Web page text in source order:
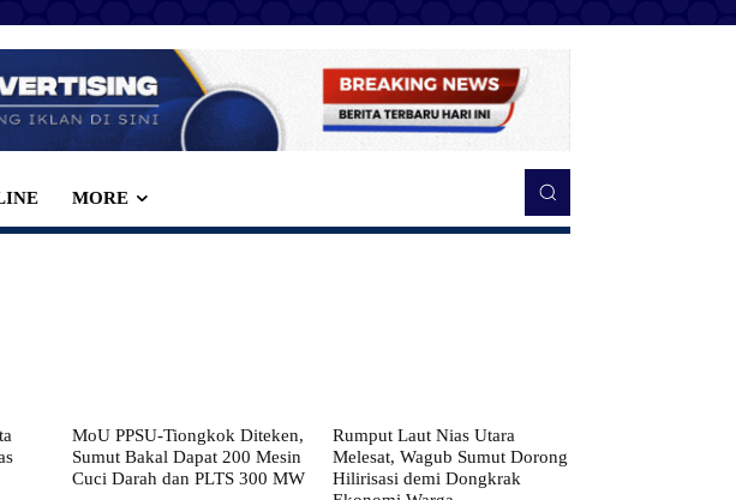
MORE
MoU PPSU-Tiongkok Diteken,
Sumut Bakal Dapat 200 Mesin
Cuci Darah dan PLTS 300 MW
Rumput Laut Nias Utara
Melesat, Wagub Sumut Dorong
Hilirisasi demi Dongkrak